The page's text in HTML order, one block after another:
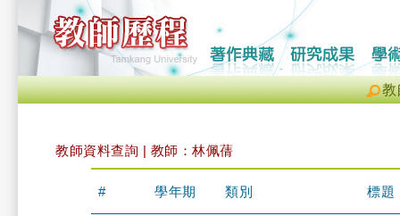
教
教師資料查詢 | 教師：林佩蒨
# 學年期 類別 標題